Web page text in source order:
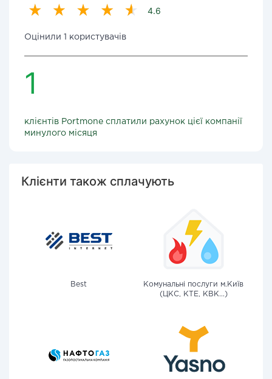
4.6
Оцінили 1 користувачів
1
клієнтів Portmone сплатили рахунок цієї компанії
минулого місяця
Клієнти також сплачують
Best
Комунальні послуги м.Київ
(ЦКС, КТЕ, КВК...)